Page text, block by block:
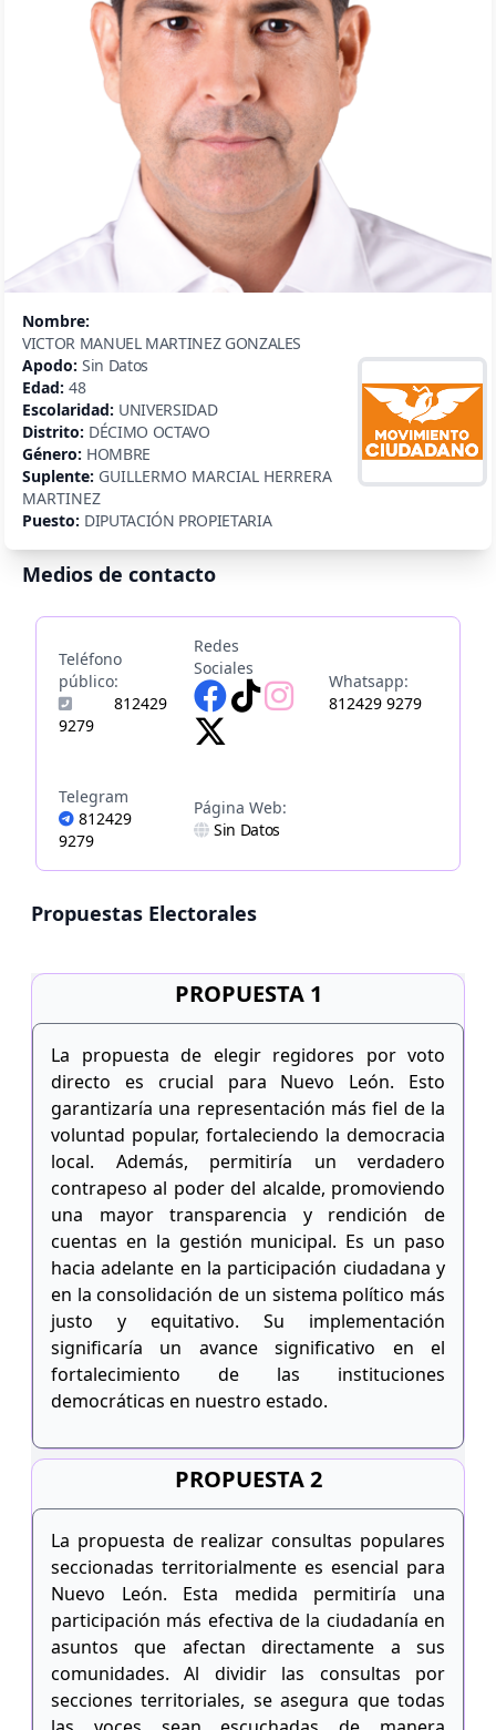
Nombre:
VICTOR MANUEL MARTINEZ GONZALES
Apodo: Sin Datos
Edad: 48
Escolaridad: UNIVERSIDAD
Distrito: DÉCIMO OCTAVO
Género: HOMBRE
Suplente: GUILLERMO MARCIAL HERRERA
MARTINEZ
Puesto: DIPUTACIÓN PROPIETARIA
Medios de contacto
Teléfono
público:
812429
9279
Redes
Sociales
Whatsapp:
812429 9279
Telegram
812429
9279
Página Web:
Sin Datos
Propuestas Electorales
PROPUESTA 1
La propuesta de elegir regidores por voto
directo es crucial para Nuevo León. Esto
garantizaría una representación más fiel de la
voluntad popular, fortaleciendo la democracia
local. Además, permitiría un verdadero
contrapeso al poder del alcalde, promoviendo
una mayor transparencia y rendición de
cuentas en la gestión municipal. Es un paso
hacia adelante en la participación ciudadana y
en la consolidación de un sistema político más
justo y equitativo. Su implementación
significaría un avance significativo en el
fortalecimiento de las instituciones
democráticas en nuestro estado.
PROPUESTA 2
La propuesta de realizar consultas populares
seccionadas territorialmente es esencial para
Nuevo León. Esta medida permitiría una
participación más efectiva de la ciudadanía en
asuntos que afectan directamente a sus
comunidades. Al dividir las consultas por
secciones territoriales, se asegura que todas